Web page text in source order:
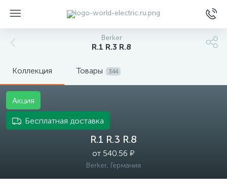
Berker
R.1 R.3 R.8
Коллекция Товары 344
R.1 R.3 R.8
от 540.56 ₽
Berker, Германия
Акция
Бесплатная доставка